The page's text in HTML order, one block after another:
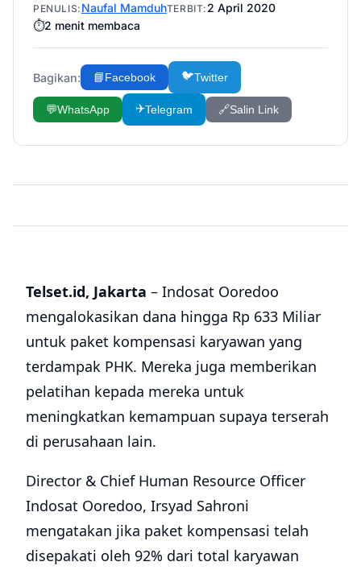
PENULIS: Naufal MamduhTERBIT: 2 April 2020
⏱️2 menit membaca
Bagikan: 📘Facebook 🐦Twitter
💬WhatsApp ✈️Telegram 🔗Salin Link
Telset.id, Jakarta – Indosat Ooredoo
mengalokasikan dana hingga Rp 633 Miliar
untuk paket kompensasi karyawan yang
terdampak PHK. Mereka juga memberikan
pelatihan kepada mereka untuk
meningkatkan kemampuan supaya terserah
di perusahaan lain.
Director & Chief Human Resource Officer
Indosat Ooredoo, Irsyad Sahroni
mengatakan jika paket kompensasi telah
disepakati oleh 92% dari total karyawan